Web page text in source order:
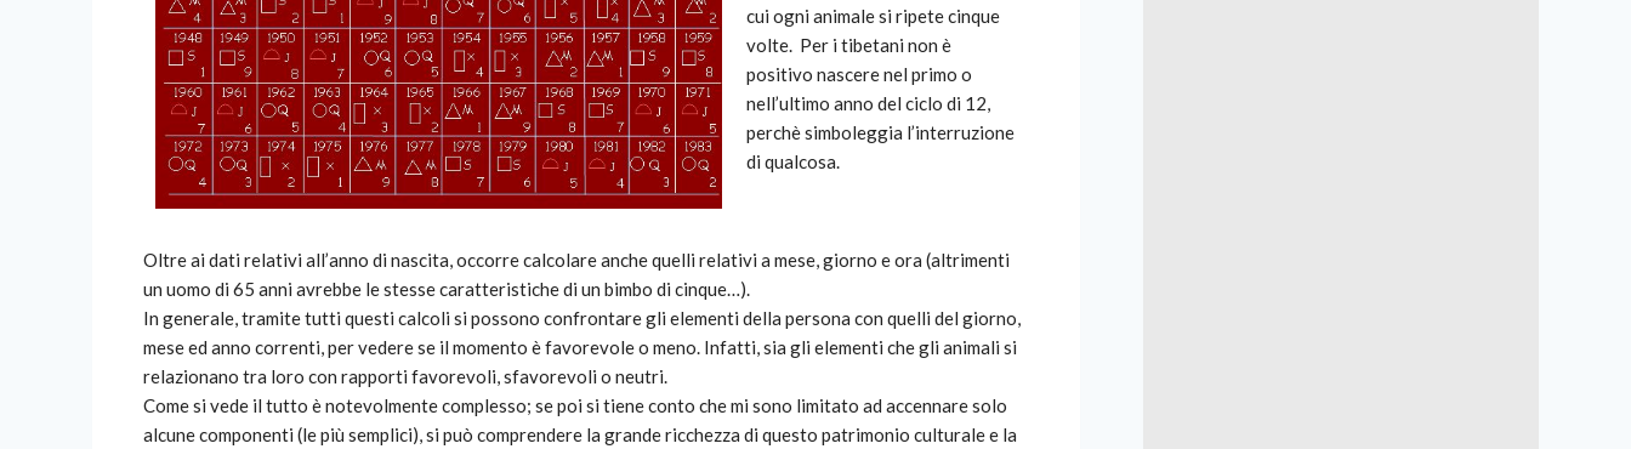
cui ogni animale si ripete cinque
volte. Per i tibetani non è
positivo nascere nel primo o
nell’ultimo anno del ciclo di 12,
perchè simboleggia l’interruzione
di qualcosa.
Oltre ai dati relativi all’anno di nascita, occorre calcolare anche quelli relativi a mese, giorno e ora (altrimenti
un uomo di 65 anni avrebbe le stesse caratteristiche di un bimbo di cinque…).
In generale, tramite tutti questi calcoli si possono confrontare gli elementi della persona con quelli del giorno,
mese ed anno correnti, per vedere se il momento è favorevole o meno. Infatti, sia gli elementi che gli animali si
relazionano tra loro con rapporti favorevoli, sfavorevoli o neutri.
Come si vede il tutto è notevolmente complesso; se poi si tiene conto che mi sono limitato ad accennare solo
alcune componenti (le più semplici), si può comprendere la grande ricchezza di questo patrimonio culturale e la